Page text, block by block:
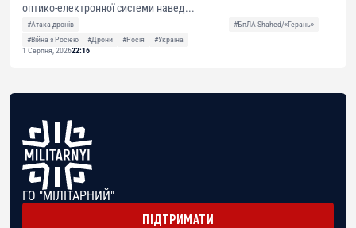
оптико-електронної системи навед...
#Атака дронів
#БпЛА Shahed/«Герань»
#Війна з Росією
#Дрони #Росія
#Україна
1 Серпня, 202622:16
ГО "МІЛІТАРНИЙ"
ПІДТРИМАТИ